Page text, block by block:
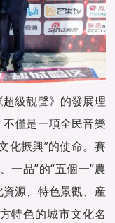
級靓聲》的發展理
僅是一項全民音樂
化振興”的使命。賽
一品”的“五個一”農
源、特色景觀、産
特色的城市文化名